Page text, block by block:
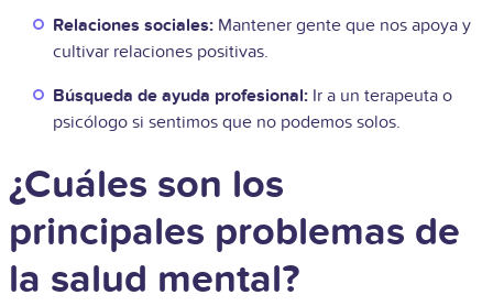
Relaciones sociales: Mantener gente que nos apoya y
cultivar relaciones positivas.
Búsqueda de ayuda profesional: Ir a un terapeuta o
psicólogo si sentimos que no podemos solos.
¿Cuáles son los
principales problemas de
la salud mental?